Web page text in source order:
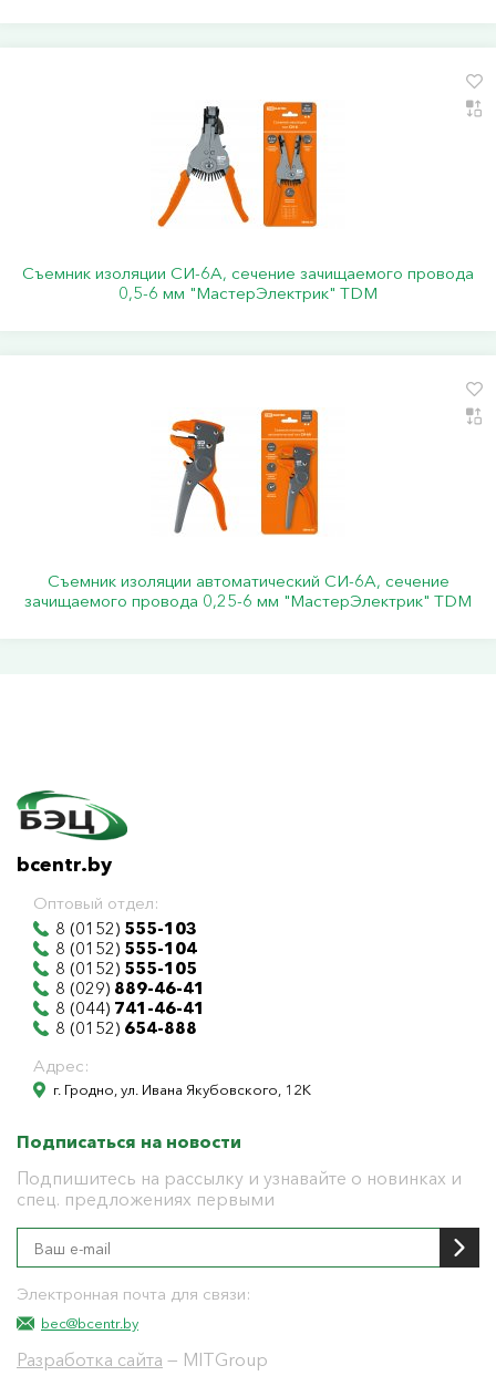
Съемник изоляции СИ-6А, сечение зачищаемого провода
0,5-6 мм "МастерЭлектрик" TDM
Съемник изоляции автоматический СИ-6А, сечение
зачищаемого провода 0,25-6 мм "МастерЭлектрик" TDM
bcentr.by
Оптовый отдел:
8 (0152) 555-103
8 (0152) 555-104
8 (0152) 555-105
8 (029) 889-46-41
8 (044) 741-46-41
8 (0152) 654-888
Адрес:
г. Гродно, ул. Ивана Якубовского, 12К
Подписаться на новости
Подпишитесь на рассылку и узнавайте о новинках и
спец. предложениях первыми
Электронная почта для связи:
bec@bcentr.by
Разработка сайта — MITGroup